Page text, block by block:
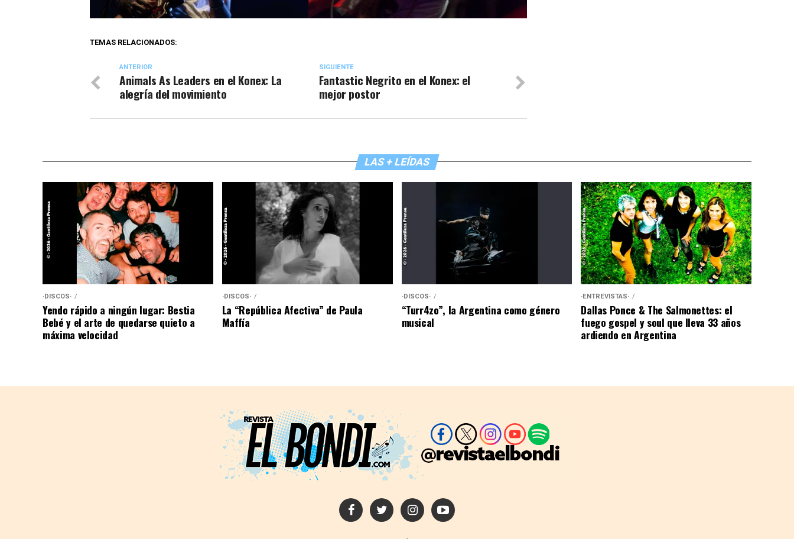
TEMAS RELACIONADOS:
SIGUIENTE
Fantastic Negrito en el Konex: el
mejor postor
ANTERIOR
Animals As Leaders en el Konex: La
alegría del movimiento
LAS + LEÍDAS
·DISCOS·
Yendo rápido a ningún lugar: Bestia
Bebé y el arte de quedarse quieto a
máxima velocidad
·DISCOS·
La “República Afectiva” de Paula
Maffía
·DISCOS·
“Turr4zo”, la Argentina como género
musical
·ENTREVISTAS·
Dallas Ponce & The Salmonettes: el
fuego gospel y soul que lleva 33 años
ardiendo en Argentina